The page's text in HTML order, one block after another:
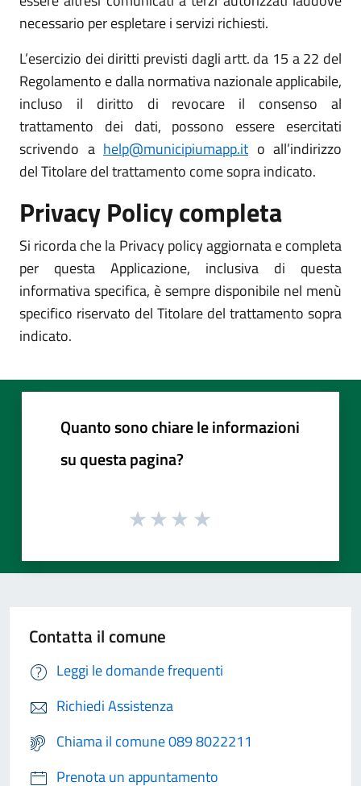
necessario per espletare i servizi richiesti.
L’esercizio dei diritti previsti dagli artt. da 15 a 22 del
Regolamento e dalla normativa nazionale applicabile,
incluso il diritto di revocare il consenso al
trattamento dei dati, possono essere esercitati
scrivendo a help@municipiumapp.it o all’indirizzo
del Titolare del trattamento come sopra indicato.
Privacy Policy completa
Si ricorda che la Privacy policy aggiornata e completa
per questa Applicazione, inclusiva di questa
informativa specifica, è sempre disponibile nel menù
specifico riservato del Titolare del trattamento sopra
indicato.
Quanto sono chiare le informazioni
su questa pagina?
Contatta il comune
Leggi le domande frequenti
Richiedi Assistenza
Chiama il comune 089 8022211
Prenota un appuntamento